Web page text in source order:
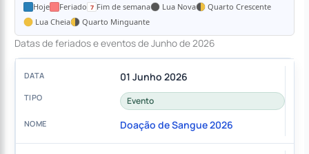
Hoje Feriado Fim de semana Lua Nova
Quarto Crescente
Lua Cheia
Quarto Minguante
Datas de feriados e eventos de Junho de 2026
01 Junho 2026
Evento
Doação de Sangue 2026